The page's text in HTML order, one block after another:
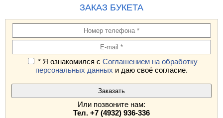
ЗАКАЗ БУКЕТА
* Я ознакомился с Соглашением на обработку
персональных данных и даю своё согласие.
Или позвоните нам:
Тел. +7 (4932) 936-336